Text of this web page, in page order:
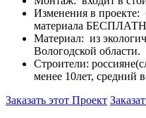
Изменения в проекте:
материала
Материал: из
Вологодской области.
Строители:
менее 10лет, средний
Заказать этот Проект